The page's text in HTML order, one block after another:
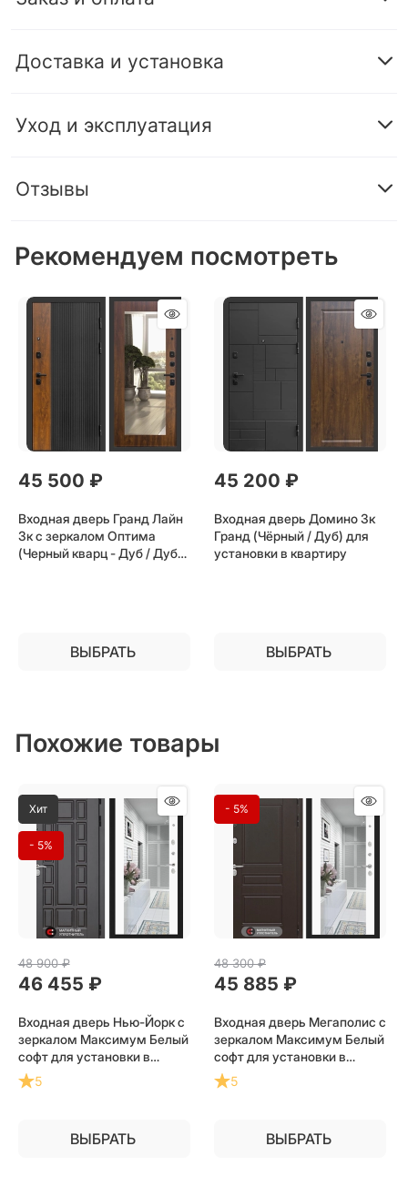
Доставка и установка
Уход и эксплуатация
Отзывы
Рекомендуем посмотреть
45 500 ₽
Входная дверь Гранд Лайн
3к с зеркалом Оптима
(Черный кварц - Дуб / Дуб)
ВЫБРАТЬ
45 200 ₽
Входная дверь Домино 3к
Гранд (Чёрный / Дуб) для
установки в квартиру
ВЫБРАТЬ
Похожие товары
Хит
- 5%
48 900 ₽
46 455 ₽
Входная дверь Нью-Йорк с
зеркалом Максимум Белый
софт для установки в
квартиру
5
ВЫБРАТЬ
- 5%
48 300 ₽
45 885 ₽
Входная дверь Мегаполис с
зеркалом Максимум Белый
софт для установки в
квартиру
5
ВЫБРАТЬ